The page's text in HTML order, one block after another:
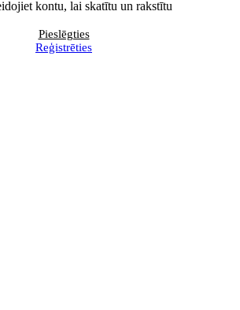
kontu, lai skatītu un rakstītu
Pieslēgties
Reģistrēties